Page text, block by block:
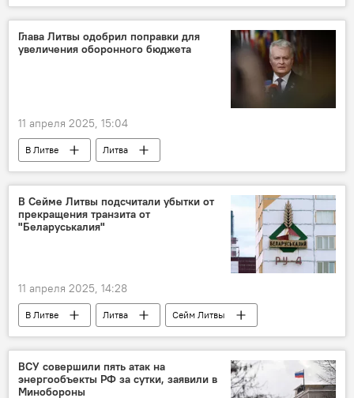
Выход Литвы из Конвенции о противопехотных минах
контроль за вооружением
вооружение
оружие
Политика
Сейм Литвы
Глава Литвы одобрил поправки для
увеличения оборонного бюджета
11 апреля 2025, 15:04
В Литве
Литва
Министерство обороны Литвы
военные расходы
Гитанас Науседа
В Сейме Литвы подсчитали убытки от
прекращения транзита от
"Беларуськалия"
11 апреля 2025, 14:28
В Литве Литва
Сейм Литвы
Беларуськалий
Политика
удобрения
Белоруссия
ВСУ совершили пять атак на
энергообъекты РФ за сутки, заявили в
Минобороны